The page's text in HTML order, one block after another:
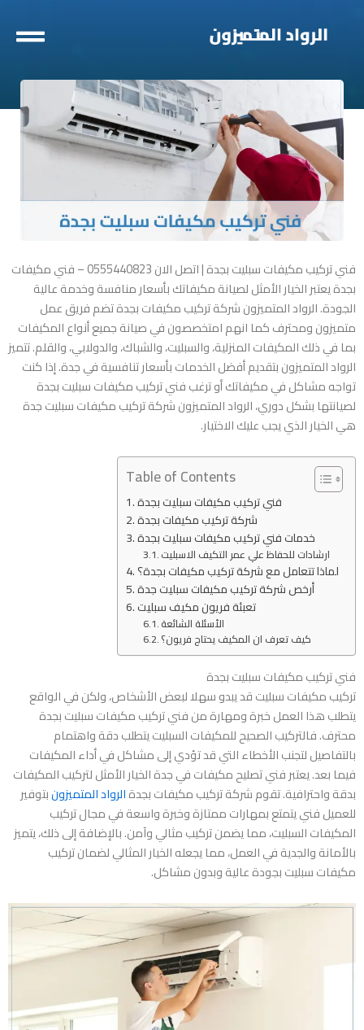
فني تركيب مكيفات سبليت بجدة | اتصل الان 0555440823 – فني مكيفات
بجدة يعتبر الخيار الأمثل لصيانة مكيفاتك بأسعار منافسة وخدمة عالية
الجودة. الرواد المتميزون شركة تركيب مكيفات بجدة تضم فريق عمل
متميزون ومحترف كما انهم امتخصصون في صيانة جميع أنواع المكيفات
بما في ذلك المكيفات المنزلية، والسبليت، والشباك، والدولابي، والقلم. تتميز
الرواد المتميزون بتقديم أفضل الخدمات بأسعار تنافسية في جدة. إذا كنت
تواجه مشاكل في مكيفاتك أو ترغب فني تركيب مكيفات سبليت بجدة
لصيانتها بشكل دوري، الرواد المتميزون شركة تركيب مكيفات سبليت جدة
هي الخيار الذي يجب عليك الاختيار.
Table of Contents
فني تركيب مكيفات سبليت بجدة
شركة تركيب مكيفات بجدة
خدمات فني تركيب مكيفات سبليت بجدة
ارشادات للحفاظ علي عمر التكيف الاسبليت
لماذا تتعامل مع شركة تركيب مكيفات بجدة؟
أرخص شركة تركيب مكيفات سبليت جدة
تعبئة فريون مكيف سبليت
الأسئلة الشائعة
كيف تعرف ان المكيف يحتاج فريون؟
فني تركيب مكيفات سبليت بجدة
تركيب مكيفات سبليت قد يبدو سهلا لبعض الأشخاص، ولكن في الواقع
يتطلب هذا العمل خبرة ومهارة من فني تركيب مكيفات سبليت بجدة
محترف. فالتركيب الصحيح للمكيفات السبليت يتطلب دقة واهتمام
بالتفاصيل لتجنب الأخطاء التي قد تؤدي إلى مشاكل في أداء المكيفات
فيما بعد. يعتبر فني تصليح مكيفات في جدة الخيار الأمثل لتركيب المكيفات
بدقة واحترافية. تقوم شركة تركيب مكيفات بجدةالرواد المتميزونبتوفير
للعميل فني يتمتع بمهارات ممتازة وخبرة واسعة في مجال تركيب
المكيفات السبليت، مما يضمن تركيب مثالي وآمن. بالإضافة إلى ذلك، يتميز
بالأمانة والجدية في العمل، مما يجعله الخيار المثالي لضمان تركيب
مكيفات سبليت بجودة عالية وبدون مشاكل.